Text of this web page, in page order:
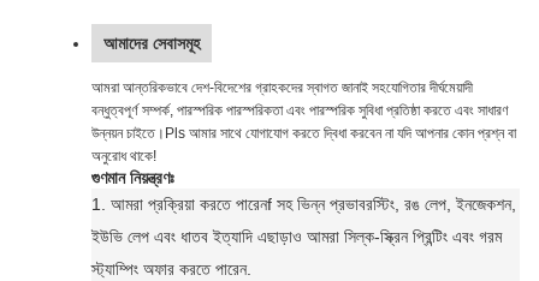
আমাদের সেবাসমূহ
আমরা আন্তরিকভাবে দেশ-বিদেশের গ্রাহকদের স্বাগত জানাই সহযোগিতার দীর্ঘমেয়াদী
বন্ধুত্বপূর্ণ সম্পর্ক, পারস্পরিক পারস্পরিকতা এবং পারস্পরিক সুবিধা প্রতিষ্ঠা করতে এবং সাধারণ
উন্নয়ন চাইতে।Pls আমার সাথে যোগাযোগ করতে দ্বিধা করবেন না যদি আপনার কোন প্রশ্ন বা
অনুরোধ থাকে!
গুণমান নিয়ন্ত্রণঃ
1. আমরা প্রক্রিয়া করতে পারেনf সহ ভিন্ন প্রভাবরস্টিং, রঙ লেপ, ইনজেকশন,
ইউভি লেপ এবং ধাতব ইত্যাদি এছাড়াও আমরা সিল্ক-স্ক্রিন প্রিন্টিং এবং গরম
স্ট্যাম্পিং অফার করতে পারেন.